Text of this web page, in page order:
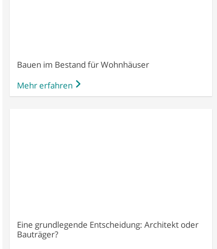
Bauen im Bestand für Wohnhäuser
Mehr erfahren
Eine grundlegende Entscheidung: Architekt oder
Bauträger?